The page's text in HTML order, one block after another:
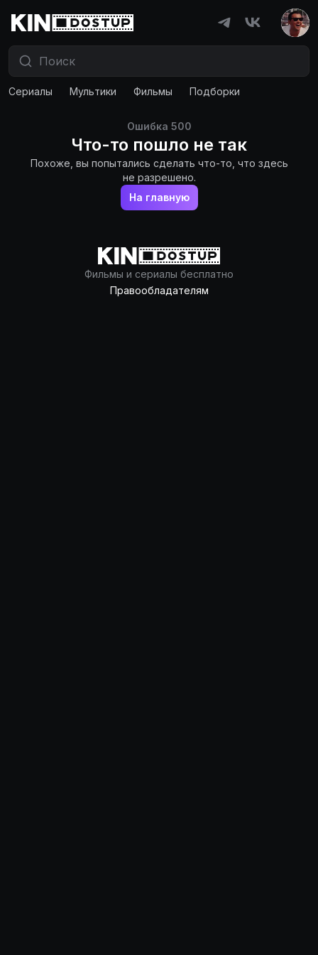
Сериалы Мультики Фильмы Подборки
Ошибка 500
Что-то пошло не так
Похоже, вы попытались сделать что-то, что здесь
не разрешено.
На главную
Фильмы и сериалы бесплатно
Правообладателям